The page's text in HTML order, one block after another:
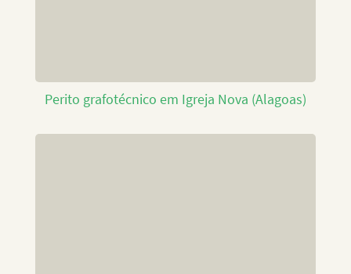
Perito grafotécnico em Igreja Nova (Alagoas)